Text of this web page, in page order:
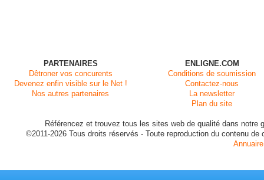
PARTENAIRES
Dêtroner vos concurents
Devenez enfin visible sur le Net !
Nos autres partenaires
ENLIGNE.COM
Conditions de soumission
Contactez-nous
La newsletter
Plan du site
Référencez et trouvez tous les sites web de qualité dans notre
©2011-2026 Tous droits réservés - Toute reproduction du contenu